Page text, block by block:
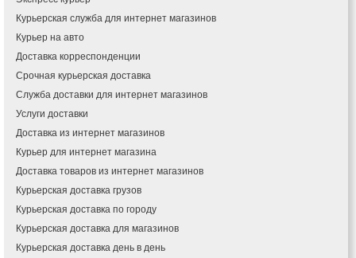
Курьерская служба для интернет магазинов
Курьер на авто
Доставка корреспонденции
Срочная курьерская доставка
Служба доставки для интернет магазинов
Услуги доставки
Доставка из интернет магазинов
Курьер для интернет магазина
Доставка товаров из интернет магазинов
Курьерская доставка грузов
Курьерская доставка по городу
Курьерская доставка для магазинов
Курьерская доставка день в день
Каменское
Канев
Казатин
Киев
Кобеляки
Коцюбинское
Конотоп
Коростень
Корсунь-Шевченковский
Костополь
Ковель
Козин
Красноград
Кременчуг